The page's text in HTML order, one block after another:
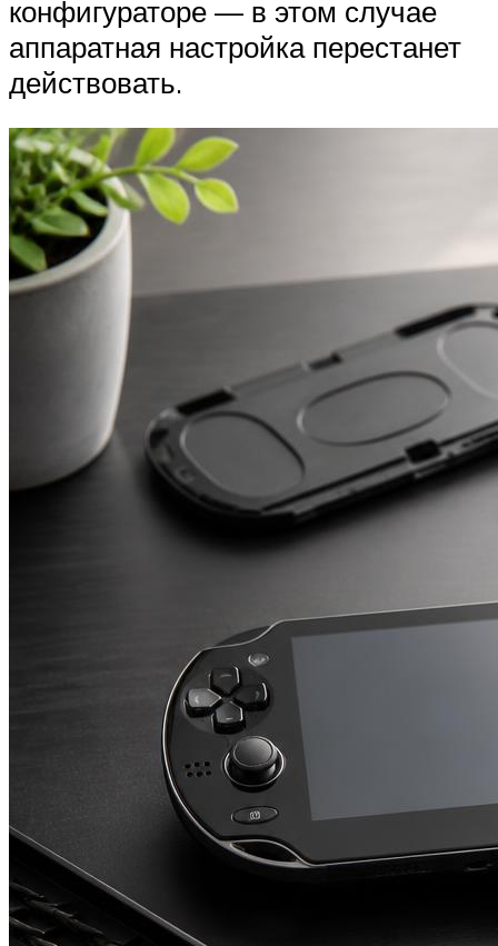
конфигураторе — в этом случае
аппаратная настройка перестанет
действовать.